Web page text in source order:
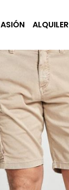
ALQUILER